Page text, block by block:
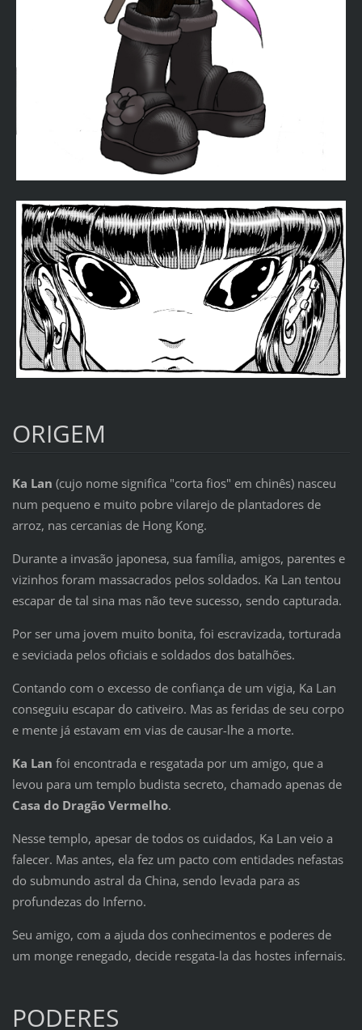
ORIGEM
Ka Lan (cujo nome significa "corta fios" em chinês) nasceu
num pequeno e muito pobre vilarejo de plantadores de
arroz, nas cercanias de Hong Kong.
Durante a invasão japonesa, sua família, amigos, parentes e
vizinhos foram massacrados pelos soldados. Ka Lan tentou
escapar de tal sina mas não teve sucesso, sendo capturada.
Por ser uma jovem muito bonita, foi escravizada, torturada
e seviciada pelos oficiais e soldados dos batalhões.
Contando com o excesso de confiança de um vigia, Ka Lan
conseguiu escapar do cativeiro. Mas as feridas de seu corpo
e mente já estavam em vias de causar-lhe a morte.
Ka Lan foi encontrada e resgatada por um amigo, que a
levou para um templo budista secreto, chamado apenas de
Casa do Dragão Vermelho.
Nesse templo, apesar de todos os cuidados, Ka Lan veio a
falecer. Mas antes, ela fez um pacto com entidades nefastas
do submundo astral da China, sendo levada para as
profundezas do Inferno.
Seu amigo, com a ajuda dos conhecimentos e poderes de
um monge renegado, decide resgata-la das hostes infernais.
PODERES